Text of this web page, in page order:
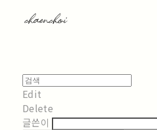
Edit
Delete
글쓴이